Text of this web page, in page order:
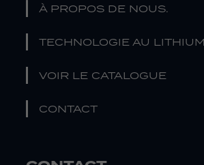
À PROPOS DE NOUS.
TECHNOLOGIE AU LITHIUM
VOIR LE CATALOGUE
CONTACT